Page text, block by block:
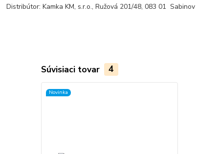
Distribútor: Kamka KM, s.r.o., Ružová 201/48, 083 01 Sabinov
Súvisiaci tovar 4
Novinka